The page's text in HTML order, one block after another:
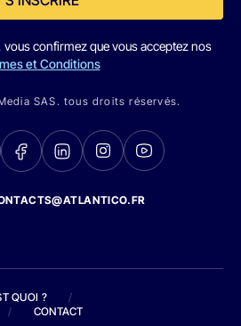
confirmez que vous acceptez nos
et Conditions
SAS. tous droits réservés.
QUOI ?
/
/ CONTACT